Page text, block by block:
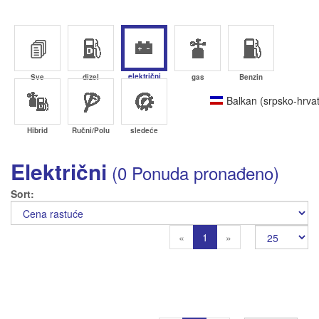
Sve dizel električni gas Benzin
Hibrid Ručni/Polu sledeće
Balkan (srpsko-
Električni (0 Ponuda pronađeno)
Sort
« Previous
1 »